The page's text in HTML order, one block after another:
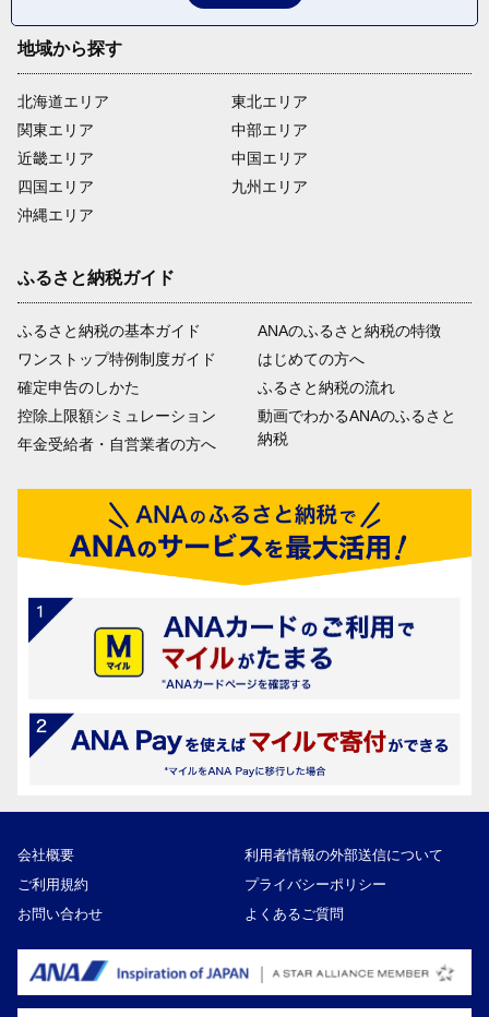
地域から探す
北海道エリア
関東エリア
近畿エリア
四国エリア
沖縄エリア
東北エリア
中部エリア
中国エリア
九州エリア
ふるさと納税ガイド
ふるさと納税の基本ガイド
ワンストップ特例制度ガイド
確定申告のしかた
控除上限額シミュレーション
年金受給者・自営業者の方へ
ANAのふるさと納税の特徴
はじめての方へ
ふるさと納税の流れ
動画でわかるANAのふるさと
納税
会社概要
利用者情報の外部送信について
ご利用規約
プライバシーポリシー
お問い合わせ
よくあるご質問